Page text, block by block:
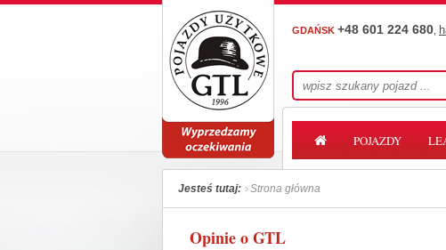
GDAŃSK +48 601 224 680
POJAZDY
Jesteś tutaj: Strona główna
Opinie o GTL